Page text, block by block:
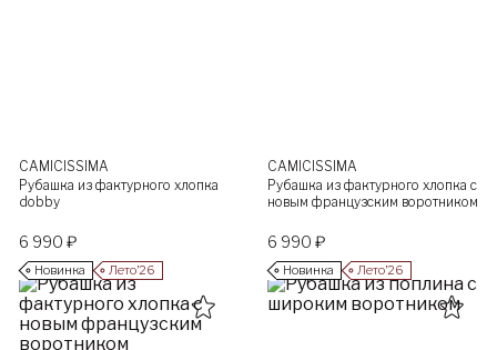
CAMICISSIMA
Рубашка из фактурного хлопка
dobby
6 990 ₽
Новинка Лето’26
CAMICISSIMA
Рубашка из фактурного хлопка с
новым французским воротником
6 990 ₽
Новинка Лето’26